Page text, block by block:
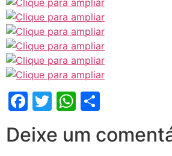
Facebook
TwitterWhatsApp
Deixe um